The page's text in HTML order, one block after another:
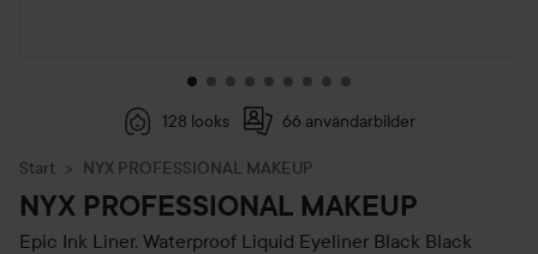
128 looks 66 användarbilder
Start NYX PROFESSIONAL MAKEUP
NYX PROFESSIONAL MAKEUP
Epic Ink Liner, Waterproof Liquid Eyeliner Black Black